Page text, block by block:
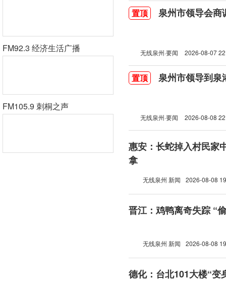
FM92.3 经济生活广播
FM105.9 刺桐之声
置顶 泉州市领导会商
无线泉州·要闻 2026-08-07
置顶 泉州市领导到泉
无线泉州·要闻 2026-08-08
惠安：长蛇掉入村民家
拿
无线泉州 新闻 2026-08-08
晋江：鸡鸭离奇失踪 “
无线泉州 新闻 2026-08-08
德化：台北101大楼“变